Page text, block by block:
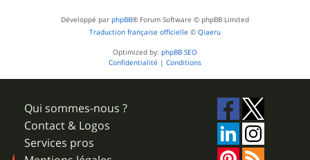
Développé par phpBB® Forum Software © phpBB Limited
Traduction française officielle © Qiaeru
Optimized by: phpBB SEO
Confidentialité | Conditions
Qui sommes-nous ?
Contact & Logos
Services pros